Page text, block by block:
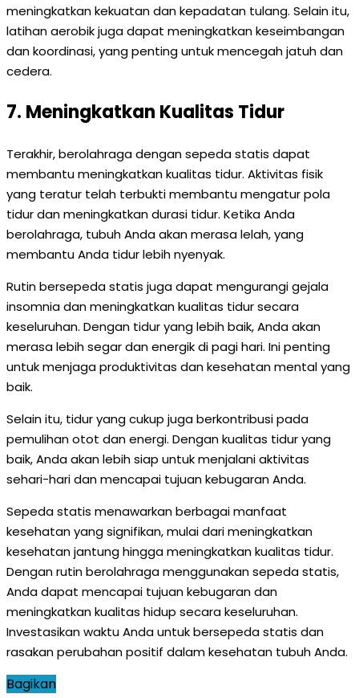
meningkatkan kekuatan dan kepadatan tulang. Selain itu,
latihan aerobik juga dapat meningkatkan keseimbangan
dan koordinasi, yang penting untuk mencegah jatuh dan
cedera.
7. Meningkatkan Kualitas Tidur
Terakhir, berolahraga dengan sepeda statis dapat
membantu meningkatkan kualitas tidur. Aktivitas fisik
yang teratur telah terbukti membantu mengatur pola
tidur dan meningkatkan durasi tidur. Ketika Anda
berolahraga, tubuh Anda akan merasa lelah, yang
membantu Anda tidur lebih nyenyak.
Rutin bersepeda statis juga dapat mengurangi gejala
insomnia dan meningkatkan kualitas tidur secara
keseluruhan. Dengan tidur yang lebih baik, Anda akan
merasa lebih segar dan energik di pagi hari. Ini penting
untuk menjaga produktivitas dan kesehatan mental yang
baik.
Selain itu, tidur yang cukup juga berkontribusi pada
pemulihan otot dan energi. Dengan kualitas tidur yang
baik, Anda akan lebih siap untuk menjalani aktivitas
sehari-hari dan mencapai tujuan kebugaran Anda.
Sepeda statis menawarkan berbagai manfaat
kesehatan yang signifikan, mulai dari meningkatkan
kesehatan jantung hingga meningkatkan kualitas tidur.
Dengan rutin berolahraga menggunakan sepeda statis,
Anda dapat mencapai tujuan kebugaran dan
meningkatkan kualitas hidup secara keseluruhan.
Investasikan waktu Anda untuk bersepeda statis dan
rasakan perubahan positif dalam kesehatan tubuh Anda.
Bagikan